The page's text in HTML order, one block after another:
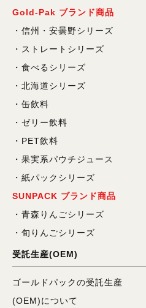
Gold-Pak ブランド商品
信州・安曇野シリーズ
ストレートシリーズ
食べるシリーズ
北海道シリーズ
缶飲料
ゼリー飲料
PET飲料
果実系パウチジュース
紙パックシリーズ
SUNPACK ブランド商品
青森りんごシリーズ
旬りんごシリーズ
受託生産(OEM)
ゴールドパックの受託生産
(OEM)について